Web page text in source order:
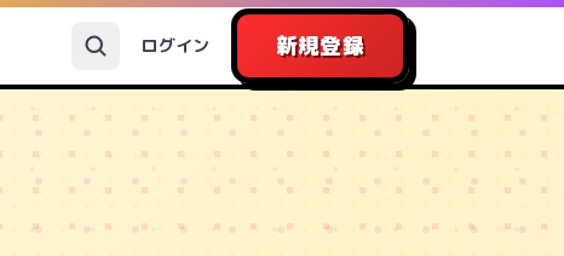
ログイン 新規登録